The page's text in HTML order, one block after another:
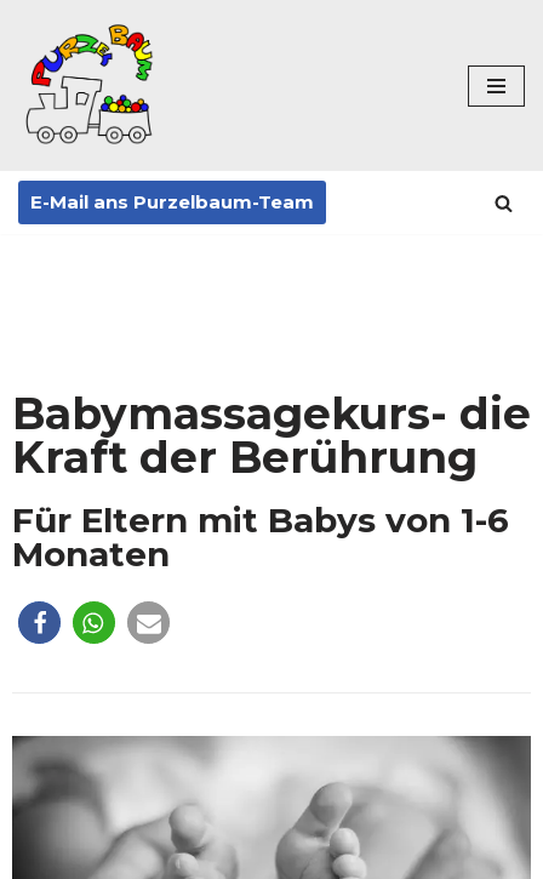
Zum
Inhalt
springen
E-Mail ans Purzelbaum-Team
Babymassagekurs- die
Kraft der Berührung
Für Eltern mit Babys von 1-6
Monaten